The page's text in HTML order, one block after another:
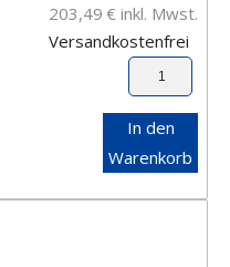
203,49 € inkl. Mwst.
Versandkostenfrei
In den
Warenkorb